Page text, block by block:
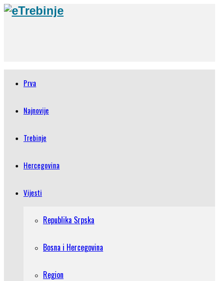
Prva
Najnovije
Trebinje
Hercegovina
Vijesti
Republika Srpska
Bosna i Hercegovina
Region